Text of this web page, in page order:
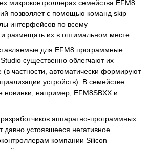
микроконтроллерах семейства EFM8
позволяет с помощью команд skip
интерфейсов по всему
размещать их в оптимальном месте.
для EFM8 программные
существенно облегчают их
частности, автоматически формируют
устройств). В семействе
новинки, например, EFM8SBXX и
аппаратно-программных
давно устоявшееся негативное
компании Silicon